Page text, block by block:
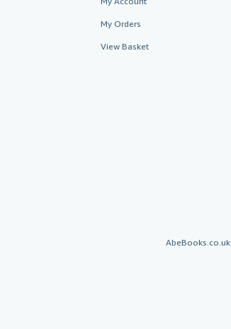
My Orders
View Basket
AbeBooks.co.uk